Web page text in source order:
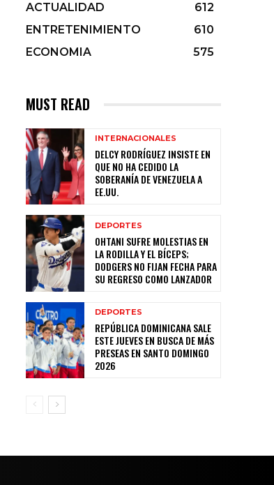
ACTUALIDAD
612
ENTRETENIMIENTO
610
ECONOMIA
575
MUST READ
INTERNACIONALES
DELCY RODRÍGUEZ INSISTE EN
QUE NO HA CEDIDO LA
SOBERANÍA DE VENEZUELA A
EE.UU.
DEPORTES
OHTANI SUFRE MOLESTIAS EN
LA RODILLA Y EL BÍCEPS;
DODGERS NO FIJAN FECHA PARA
SU REGRESO COMO LANZADOR
DEPORTES
REPÚBLICA DOMINICANA SALE
ESTE JUEVES EN BUSCA DE MÁS
PRESEAS EN SANTO DOMINGO
2026